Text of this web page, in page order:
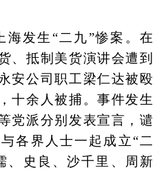
发生“二九”惨案。在
、抵制美货演讲会遭到
安公司职工梁仁达被殴
十余人被捕。事件发生
党派分别发表宣言，谴
各界人士一起成立“二
、史良、沙千里、周新